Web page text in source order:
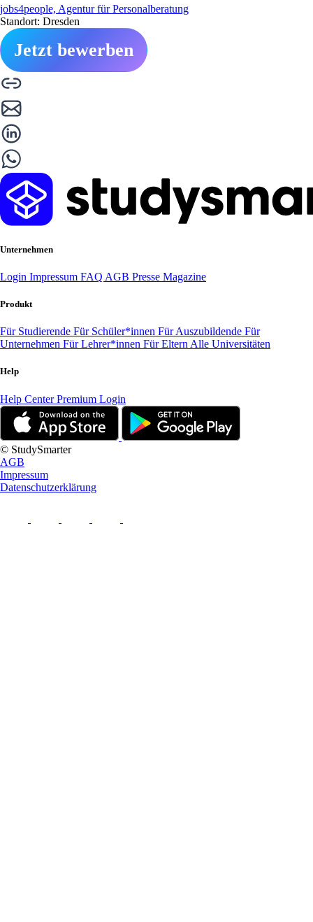
jobs4people, Agentur für Personalberatung
Standort: Dresden
Jetzt bewerben
Unternehmen
Login Impressum FAQ AGB Presse Magazine
Produkt
Für Studierende Für Schüler*innen Für Auszubildende Für
Unternehmen Für Lehrer*innen Für Eltern Alle Universitäten
Help
Help CenterPremium Login
© StudySmarter
AGB
Impressum
Datenschutzerklärung